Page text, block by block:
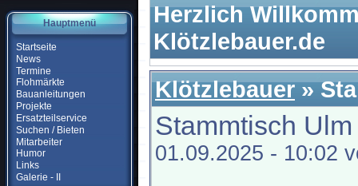
Hauptmenü
Startseite
News
Termine
Flohmärkte
Bauanleitungen
Projekte
Ersatzteilservice
Suchen / Bieten
Mitarbeiter
Humor
Links
Galerie - II
Herzlich
Klötzlebauer.de
Klötzlebauer»
Stammtisch Ulm
01.09.2025 - 10:02